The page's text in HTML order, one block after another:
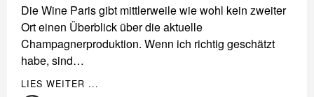
Die Wine Paris gibt mittlerweile wie wohl kein zweiter
Ort einen Überblick über die aktuelle
Champagnerproduktion. Wenn ich richtig geschätzt
habe, sind…
LIES WEITER ...